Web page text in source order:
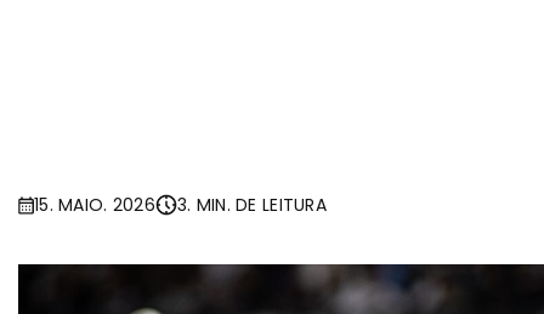
15. MAIO. 2026 3. MIN. DE LEITURA